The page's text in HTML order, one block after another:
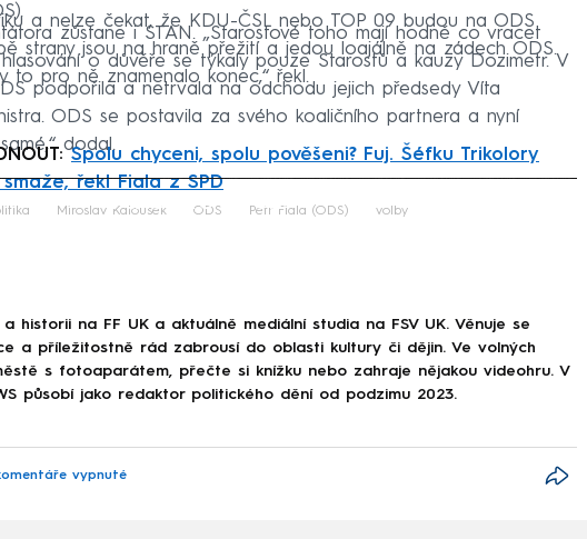
a nelze čekat, že KDU-ČSL nebo TOP 09 budou na ODS
strany jsou na hraně přežití a jedou loajálně na zádech ODS.
to pro ně znamenalo konec,“ řekl.
zůstane i STAN. „Starostové toho mají hodně co vracet
o důvěře se týkaly pouze Starostů a kauzy Dozimetr. V
podpořila a netrvala na odchodu jejich předsedy Víta
ODS se postavila za svého koaličního partnera a nyní
dodal.
Spolu chyceni, spolu pověšeni? Fuj. Šéfku Trikolory
řekl Fiala z SPD
Failed to fetch
Miroslav Kalousek ODS Petr Fiala (ODS) volby
historii na FF UK a aktuálně mediální studia na FSV UK. Věnuje se
a příležitostně rád zabrousí do oblasti kultury či dějin. Ve volných
s fotoaparátem, přečte si knížku nebo zahraje nějakou videohru. V
působí jako redaktor politického dění od podzimu 2023.
vypnuté